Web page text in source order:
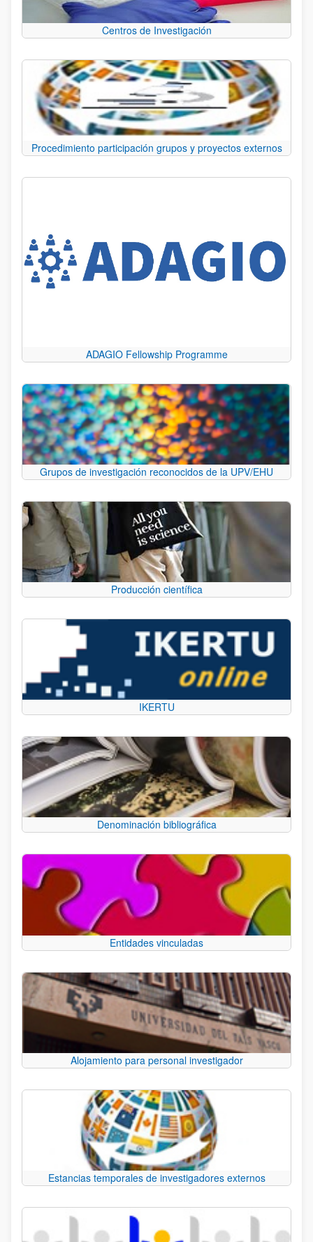
Centros de Investigación
Procedimiento participación grupos y proyectos externos
ADAGIO Fellowship Programme
Grupos de investigación reconocidos de la UPV/EHU
Producción científica
IKERTU
Denominación bibliográfica
Entidades vinculadas
Alojamiento para personal investigador
Estancias temporales de investigadores externos